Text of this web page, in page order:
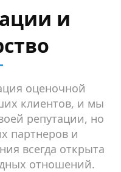
и
оценочной
клиентов, и мы
репутации, но
партнеров и
всегда открыта
отношений.